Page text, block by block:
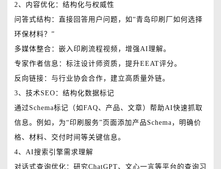
2、内容优化：结构化与权威性
问答式结构：直接回答用户问题，如“青岛印刷厂如何选择
环保材料？”
多媒体整合：嵌入印刷流程视频，增强AI理解。
专家作者信息：标注设计师资质，提升EEAT评分。
反向链接：与行业协会合作，建立高质量外链。
3、技术SEO：结构化数据标记
通过Schema标记（如FAQ、产品、文章）帮助AI快速抓取
信息。例如，为“印刷服务”页面添加产品Schema，明确价
格、材料、交付时间等关键信息。
4、AI搜索引擎需求理解
对话式查询优化：研究ChatGPT、文心一言等平台的查询习